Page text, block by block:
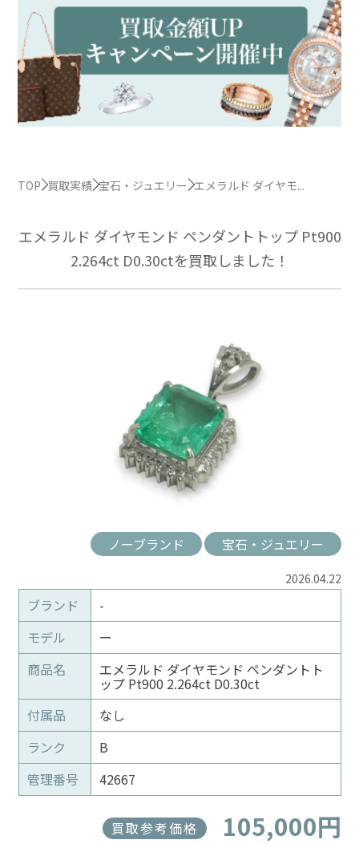
TOP 買取実績 宝石・ジュエリー エメラルド ダイヤモ...
エメラルド ダイヤモンド ペンダントトップ Pt900
2.264ct D0.30ctを買取しました！
ノーブランド 宝石・ジュエリー
2026.04.22
ブランド
-
モデル
ー
商品名
エメラルド ダイヤモンド ペンダントト
ップ Pt900 2.264ct D0.30ct
付属品
なし
ランク
B
管理番号
42667
買取参考価格 105,000円